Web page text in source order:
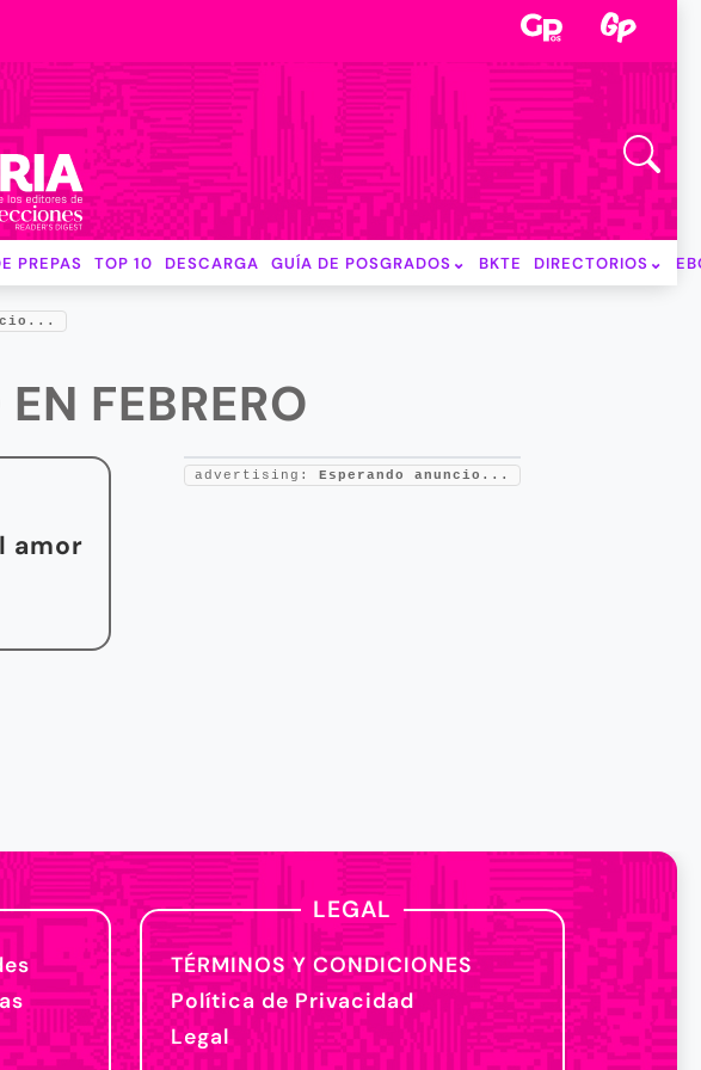
PREPAS TOP 10 DESCARGA GUÍA DE POSGRADOS BKTE DIRECTORIOS
FEBRERO
amor
advertising: Esperando anuncio...
LEGAL
TÉRMINOS Y CONDICIONES
Política de Privacidad
Legal